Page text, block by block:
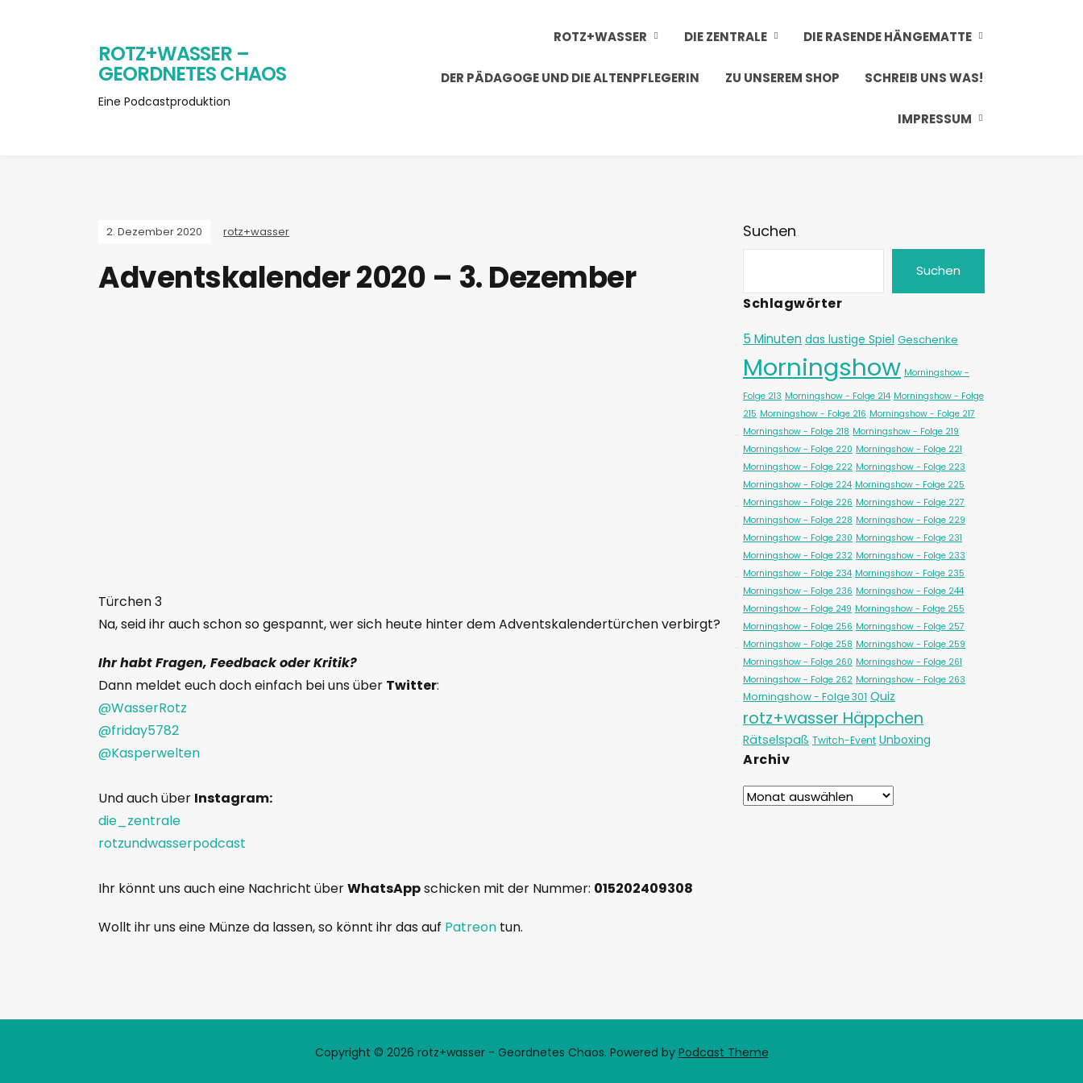
ROTZ+WASSER –
GEORDNETES CHAOS
Eine Podcastproduktion
ROTZ+WASSER DIE ZENTRALE DIE RASENDE HÄNGEMATTE
DER PÄDAGOGE UND DIE ALTENPFLEGERIN ZU UNSEREM SHOP SCHREIB UNS WAS!
IMPRESSUM
2. Dezember 2020 rotz+wasser
Adventskalender 2020 – 3. Dezember
Türchen 3
Na, seid ihr auch schon so gespannt, wer sich heute hinter dem Adventskalendertürchen verbirgt?
Ihr habt Fragen, Feedback oder Kritik?
Dann meldet euch doch einfach bei uns über Twitter:
@WasserRotz
@friday5782
@Kasperwelten
Und auch über Instagram:
die_zentrale
rotzundwasserpodcast
Ihr könnt uns auch eine Nachricht überWhatsAppschicken mit der Nummer: 015202409308
Wollt ihr uns eine Münze da lassen, so könnt ihr das auf Patreon tun.
Suchen
Suchen
Schlagwörter
5 Minuten das lustige Spiel Geschenke
Morningshow Morningshow -
Folge 213 Morningshow - Folge 214 Morningshow - Folge
215 Morningshow - Folge 216 Morningshow - Folge 217
Morningshow - Folge 218 Morningshow - Folge 219
Morningshow - Folge 220 Morningshow - Folge 221
Morningshow - Folge 222 Morningshow - Folge 223
Morningshow - Folge 224 Morningshow - Folge 225
Morningshow - Folge 226 Morningshow - Folge 227
Morningshow - Folge 228 Morningshow - Folge 229
Morningshow - Folge 230 Morningshow - Folge 231
Morningshow - Folge 232 Morningshow - Folge 233
Morningshow - Folge 234 Morningshow - Folge 235
Morningshow - Folge 236 Morningshow - Folge 244
Morningshow - Folge 249 Morningshow - Folge 255
Morningshow - Folge 256 Morningshow - Folge 257
Morningshow - Folge 258 Morningshow - Folge 259
Morningshow - Folge 260 Morningshow - Folge 261
Morningshow - Folge 262 Morningshow - Folge 263
Morningshow - Folge 301 Quiz
rotz+wasser Häppchen
Rätselspaß Twitch-Event Unboxing
Archiv
Copyright © 2026 rotz+wasser - Geordnetes Chaos. Powered by Podcast Theme